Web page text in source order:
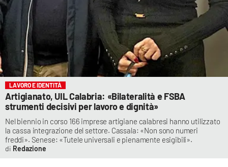
LAVORO E IDENTITÀ
Artigianato, UIL Calabria: «Bilateralità e FSBA
strumenti decisivi per lavoro e dignità»
Nel biennio in corso 166 imprese artigiane calabresi hanno utilizzato
la cassa integrazione del settore. Cassala: «Non sono numeri
freddi». Senese: «Tutele universali e pienamente esigibili».
Redazione